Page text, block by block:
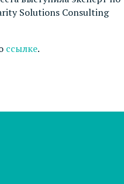
Solutions Consulting
ссылке.